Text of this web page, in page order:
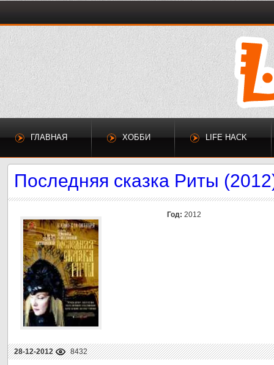
ГЛАВНАЯ ХОББИ LIFE HACK
Последняя сказка Риты
Год: 2012
28-12-2012 8432